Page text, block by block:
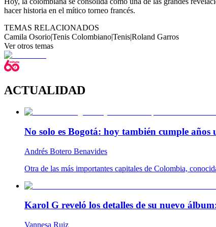
hacer historia en el mítico torneo francés.
TEMAS RELACIONADOS
Camila Osorio|Tenis Colombiano|Tenis|Roland Garros
Ver otros temas
ACTUALIDAD
No solo es Bogotá: hoy también cumple
Andrés Botero Benavides
Otra de las más importantes capitales de Colombia,
Karol G reveló los detalles de su nuevo
Vannesa Ruiz